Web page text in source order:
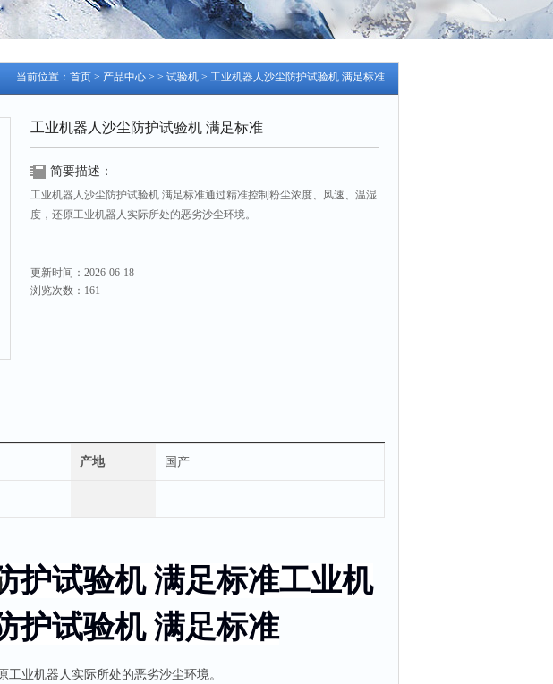
当前位置： 首页 > 产品中心 > > 试验机 > 工业机器人沙尘防护试验机 满足标准
工业机器人沙尘防护试验机 满足标准
简要描述：
工业机器人沙尘防护试验机 满足标准通过精准控制粉尘浓度、风速、温湿
度，还原工业机器人实际所处的恶劣沙尘环境。
更新时间：2026-06-18
浏览次数：161
产地 国产
护试验机 满足标准工业机
护试验机 满足标准
业机器人实际所处的恶劣沙尘环境。